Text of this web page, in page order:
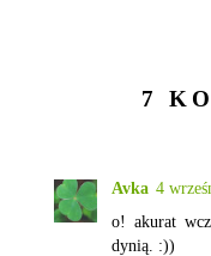
7
Avka 4
o! akurat
dynią. :))